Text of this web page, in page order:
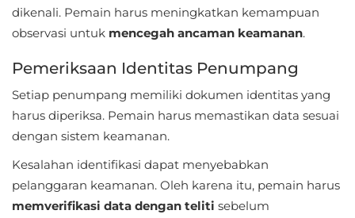
Dating
Entertainment
Events
Finance
dikenali. Pemain harus meningkatkan kemampuan
observasi untuk mencegah ancaman keamanan.
Pemeriksaan Identitas Penumpang
Setiap penumpang memiliki dokumen identitas yang
harus diperiksa. Pemain harus memastikan data sesuai
dengan sistem keamanan.
Kesalahan identifikasi dapat menyebabkan
pelanggaran keamanan. Oleh karena itu, pemain harus
memverifikasi data dengan teliti sebelum